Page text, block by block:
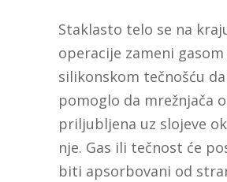
Staklasto telo se na
operacije zameni
silikonskom tečnošću
pomoglo da mrežnjača
priljubljena uz slojeve
nje. Gas ili tečnost će
biti apsorbovani od